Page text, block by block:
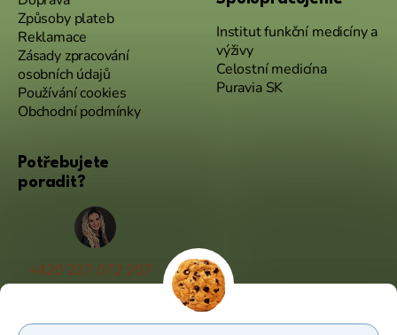
Způsoby plateb
Reklamace
Zásady zpracování
osobních údajů
Používání cookies
Obchodní podmínky
Institut funkční medicíny a
výživy
Celostní medicína
Puravia SK
Potřebujete
poradit?
+420 227 072 207
(Po - Pá 9:00 - 17:00)